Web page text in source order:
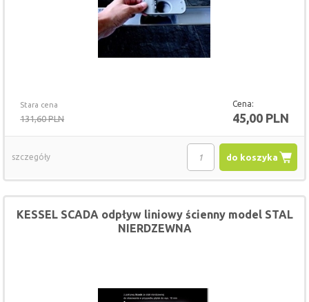
Stara cena
131,60 PLN
Cena:
45,00 PLN
do koszyka
szczegóły
KESSEL SCADA odpływ liniowy ścienny model STAL
NIERDZEWNA